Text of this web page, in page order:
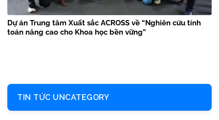
Dự án Trung tâm Xuất sắc ACROSS về “Nghiên cứu tính
toán nâng cao cho Khoa học bền vững”
TIN TỨC UNCATEGORY